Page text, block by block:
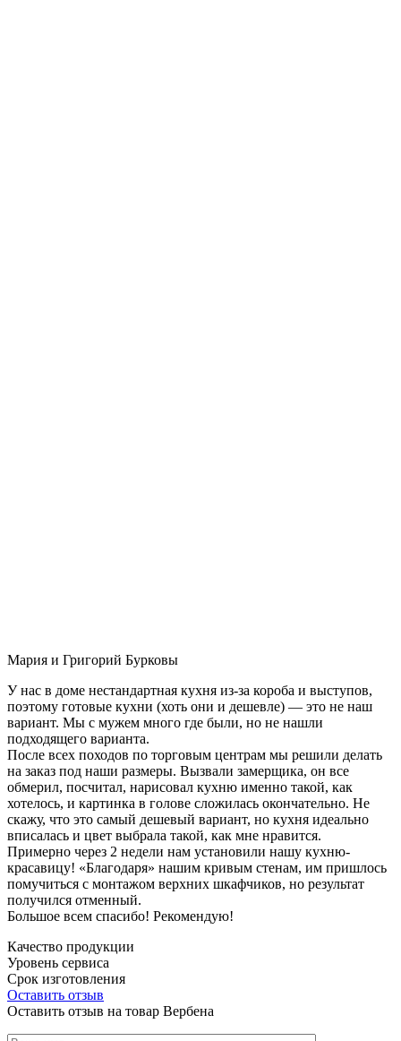
Мария и Григорий Бурковы
У нас в доме нестандартная кухня из-за короба и выступов,
поэтому готовые кухни (хоть они и дешевле) — это не наш
вариант. Мы с мужем много где были, но не нашли
подходящего варианта.
После всех походов по торговым центрам мы решили делать
на заказ под наши размеры. Вызвали замерщика, он все
обмерил, посчитал, нарисовал кухню именно такой, как
хотелось, и картинка в голове сложилась окончательно. Не
скажу, что это самый дешевый вариант, но кухня идеально
вписалась и цвет выбрала такой, как мне нравится.
Примерно через 2 недели нам установили нашу кухню-
красавицу! «Благодаря» нашим кривым стенам, им пришлось
помучиться с монтажом верхних шкафчиков, но результат
получился отменный.
Большое всем спасибо! Рекомендую!
Качество продукции
Уровень сервиса
Срок изготовления
Оставить отзыв
Оставить отзыв на товар Вербена